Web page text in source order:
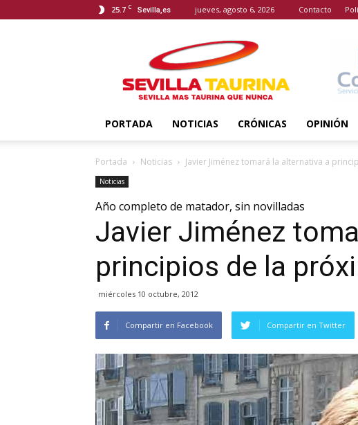
25.7 C Sevilla,es jueves, agosto 6, 2026 Contacto
Taurina
PORTADA NOTICIAS CRÓNICAS OPINIÓN
Portada Noticias Javier Jiménez tomará la alternativa a
Noticias
Año completo de matador, sin novilladas
Javier Jiménez
principios de la
miércoles 10 octubre, 2012
Compartir en Facebook Compartir en Twitter